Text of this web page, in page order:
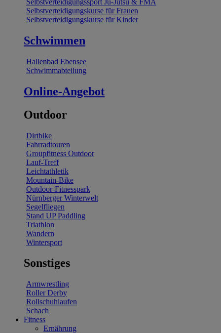
Selbstverteidigungssport Ju-Jutsu & FMA
Selbstverteidigungskurse für Frauen
Selbstverteidigungskurse für Kinder
Schwimmen
Hallenbad Ebensee
Schwimmabteilung
Online-Angebot
Outdoor
Dirtbike
Fahrradtouren
Groupfitness Outdoor
Lauf-Treff
Leichtathletik
Mountain-Bike
Outdoor-Fitnesspark
Nürnberger Winterwelt
Segelfliegen
Stand UP Paddling
Triathlon
Wandern
Wintersport
Sonstiges
Armwrestling
Roller Derby
Rollschuhlaufen
Schach
Fitness
Ernährung